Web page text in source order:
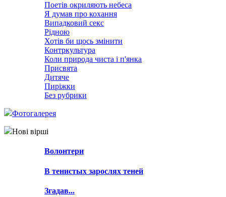
Поетів окриляють небеса
Я думав про кохання
Випадковий секс
Рідною
Хотів би щось змінити
Контркультура
Коли природа чиста і п'янка
Присвята
Дитяче
Пиріжки
Без рубрики
Фотогалерея
Нові вірші
Волонтери
В тенистых зарослях теней
Згадав...